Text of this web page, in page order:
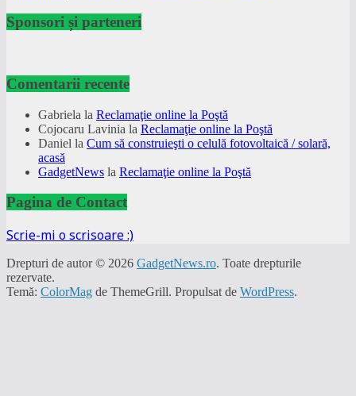
Sponsori și parteneri
Comentarii recente
Gabriela la Reclamaţie online la Poştă
Cojocaru Lavinia la Reclamaţie online la Poştă
Daniel la Cum să construieşti o celulă fotovoltaică / solară,
acasă
GadgetNews la Reclamaţie online la Poştă
Pagina de Contact
Scrie-mi o scrisoare :)
Drepturi de autor © 2026 GadgetNews.ro. Toate drepturile
rezervate.
Temă: ColorMag de ThemeGrill. Propulsat de WordPress.